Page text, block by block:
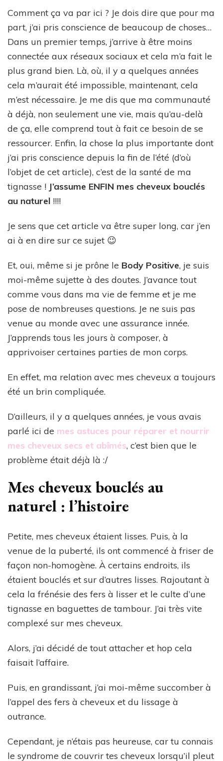
Comment ça va par ici ? Je dois dire que pour ma
part, j’ai pris conscience de beaucoup de choses…
Dans un premier temps, j’arrive à être moins
connectée aux réseaux sociaux et cela m’a fait le
plus grand bien. Là, où, il y a quelques années
cela m’aurait été impossible, maintenant, cela
m’est nécessaire. Je me dis que ma communauté
à déjà, non seulement une vie, mais qu’au-delà
de ça, elle comprend tout à fait ce besoin de se
ressourcer. Enfin, la chose la plus importante dont
j’ai pris conscience depuis la fin de l’été (d’où
l’objet de cet article), c’est de la santé de ma
tignasse ! J’assume ENFIN mes cheveux bouclés
au naturel !!!!
Je sens que cet article va être super long, car j’en
ai à en dire sur ce sujet 😉
Et, oui, même si je prône le Body Positive, je suis
moi-même sujette à des doutes. J’avance tout
comme vous dans ma vie de femme et je me
pose de nombreuses questions. Je ne suis pas
venue au monde avec une assurance innée.
J’apprends tous les jours à composer, à
apprivoiser certaines parties de mon corps.
En effet, ma relation avec mes cheveux a toujours
été un brin compliquée.
D’ailleurs, il y a quelques années, je vous avais
parlé ici de mes astuces pour réparer et nourrir
mes cheveux secs et abîmés, c’est bien que le
problème était déjà là :/
Mes cheveux bouclés au
naturel : l’histoire
Petite, mes cheveux étaient lisses. Puis, à la
venue de la puberté, ils ont commencé à friser de
façon non-homogène. À certains endroits, ils
étaient bouclés et sur d’autres lisses. Rajoutant à
cela la frénésie des fers à lisser et le culte d’une
tignasse en baguettes de tambour. J’ai très vite
complexé sur mes cheveux.
Alors, j’ai décidé de tout attacher et hop cela
faisait l’affaire.
Puis, en grandissant, j’ai moi-même succomber à
l’appel des fers à cheveux et du lissage à
outrance.
Cependant, je n’étais pas heureuse, car tu connais
le syndrome de couvrir tes cheveux lorsqu’il pleut